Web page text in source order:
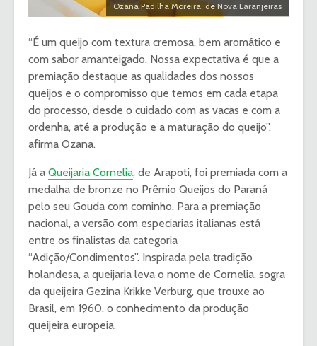
Ozana Padilha Moreira, de Nova Laranjeiras
“É um queijo com textura cremosa, bem aromático e
com sabor amanteigado. Nossa expectativa é que a
premiação destaque as qualidades dos nossos
queijos e o compromisso que temos em cada etapa
do processo, desde o cuidado com as vacas e com a
ordenha, até a produção e a maturação do queijo”,
afirma Ozana.
Já a Queijaria Cornelia, de Arapoti, foi premiada com a
medalha de bronze no Prêmio Queijos do Paraná
pelo seu Gouda com cominho. Para a premiação
nacional, a versão com especiarias italianas está
entre os finalistas da categoria
“Adição/Condimentos”. Inspirada pela tradição
holandesa, a queijaria leva o nome de Cornelia, sogra
da queijeira Gezina Krikke Verburg, que trouxe ao
Brasil, em 1960, o conhecimento da produção
queijeira europeia.